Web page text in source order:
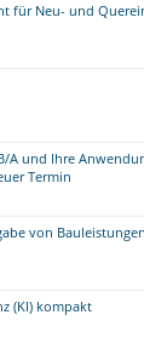
für Neu- und
A und Ihre
Termin
von Bauleistungen
(KI) kompakt